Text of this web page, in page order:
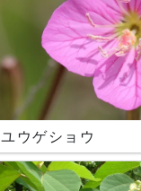
ユウゲショウ